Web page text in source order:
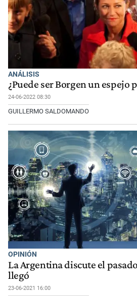
ANÁLISIS
¿Puede ser Borgen un espejo
24-06-2022 08:30
GUILLERMO SALDOMANDO
OPINIÓN
La Argentina discute el
llegó
23-06-2021 16:00